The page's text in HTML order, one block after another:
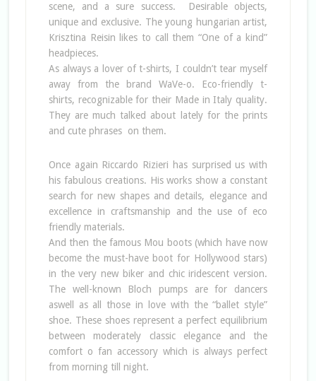
scene, and a sure success.
Desirable objects,
unique and exclusive. The young hungarian artist,
Krisztina Reisin likes to call them “One of a kind”
headpieces.
As always a lover of t-shirts, I couldn’t tear myself
away from the brand WaVe-o. Eco-friendly t-
shirts, recognizable for their Made in Italy quality.
They are much talked about lately for the prints
and cute phrases on them.
Once again Riccardo Rizieri has surprised us with
his fabulous creations. His works show a constant
search for new shapes and details, elegance and
excellence in craftsmanship and the use of eco
friendly materials.
And then the famous Mou boots (which have now
become the must-have boot for Hollywood stars)
in the very new biker and chic iridescent version.
The well-known Bloch pumps are for dancers
aswell as all those in love with the “ballet style”
shoe. These shoes represent a perfect equilibrium
between moderately classic elegance and the
comfort o fan accessory which is always perfect
from morning till night.